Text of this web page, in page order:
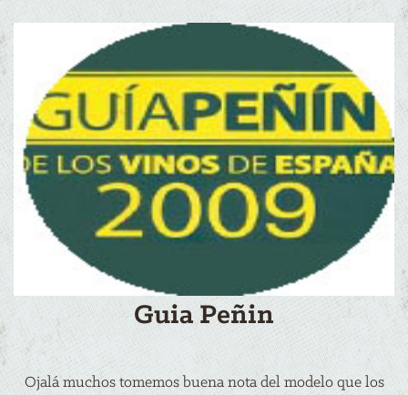
Guia Peñin
Ojalá muchos tomemos buena nota del modelo que los